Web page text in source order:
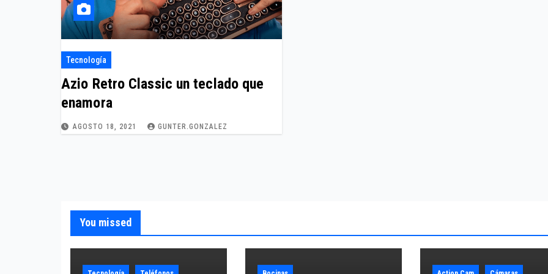
Tecnología
Azio Retro Classic un teclado que
enamora
AGOSTO 18, 2021 GUNTER.GONZALEZ
You missed